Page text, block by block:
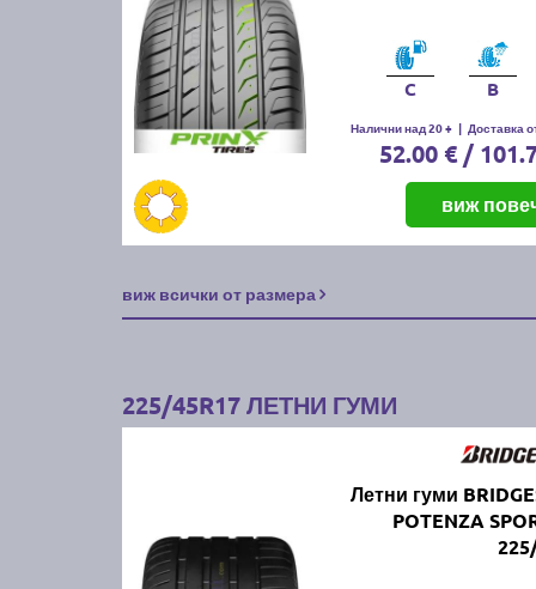
C B
Налични над 20 + | Доставка
52.00 € /
виж
виж всички от размера
225/45R17 ЛЕТНИ ГУМИ
Летни гуми
POTENZA